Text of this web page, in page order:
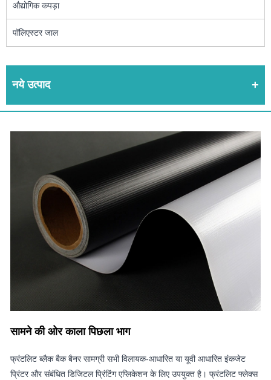
औद्योगिक कपड़ा
पॉलिएस्टर जाल
नये उत्पाद
सामने की ओर काला पिछला भाग
फ्रंटलिट ब्लैक बैक बैनर सामग्री सभी विलायक-आधारित या यूवी आधारित इंकजेट
प्रिंटर और संबंधित डिजिटल प्रिंटिंग एप्लिकेशन के लिए उपयुक्त है। फ्रंटलिट फ्लेक्स